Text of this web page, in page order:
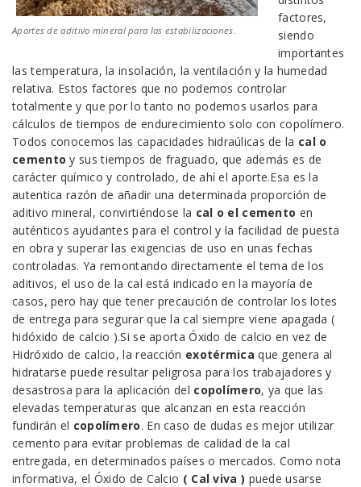
Aportes de aditivo mineral para las estabilizaciones.
factores,
siendo
importantes
las temperatura, la insolación, la ventilación y la humedad
relativa. Estos factores que no podemos controlar
totalmente y que por lo tanto no podemos usarlos para
cálculos de tiempos de endurecimiento solo con copolímero.
Todos conocemos las capacidades hidraúlicas de la cal o
cemento y sus tiempos de fraguado, que además es de
carácter químico y controlado, de ahí el aporte.Esa es la
autentica razón de añadir una determinada proporción de
aditivo mineral, convirtiéndose la cal o el cemento en
auténticos ayudantes para el control y la facilidad de puesta
en obra y superar las exigencias de uso en unas fechas
controladas. Ya remontando directamente el tema de los
aditivos, el uso de la cal está indicado en la mayoría de
casos, pero hay que tener precaución de controlar los lotes
de entrega para segurar que la cal siempre viene apagada (
hidóxido de calcio ).Si se aporta Óxido de calcio en vez de
Hidróxido de calcio, la reacción exotérmica que genera al
hidratarse puede resultar peligrosa para los trabajadores y
desastrosa para la aplicación del copolímero, ya que las
elevadas temperaturas que alcanzan en esta reacción
fundirán el copolímero. En caso de dudas es mejor utilizar
cemento para evitar problemas de calidad de la cal
entregada, en determinados países o mercados. Como nota
informativa, el Óxido de Calcio ( Cal viva ) puede usarse